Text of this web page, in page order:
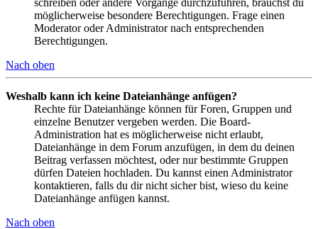
möglicherweise besondere Berechtigungen. Frage einen
Moderator oder Administrator nach entsprechenden
Berechtigungen.
Nach oben
Weshalb kann ich keine Dateianhänge anfügen?
Rechte für Dateianhänge können für Foren, Gruppen und
einzelne Benutzer vergeben werden. Die Board-
Administration hat es möglicherweise nicht erlaubt,
Dateianhänge in dem Forum anzufügen, in dem du deinen
Beitrag verfassen möchtest, oder nur bestimmte Gruppen
dürfen Dateien hochladen. Du kannst einen Administrator
kontaktieren, falls du dir nicht sicher bist, wieso du keine
Dateianhänge anfügen kannst.
Nach oben